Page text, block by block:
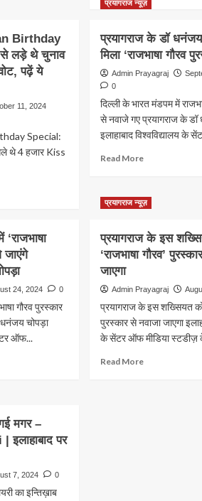
more
Mahakumbh
20205
:
मेला
नहीं
उड़ा
सकेंगे
से
को
मार
गिराने
तैयारी
Birthday
से लड़े थे चुनाव
पढ़ें ये
11, 2024
Special:
थे 4 हजार Kiss
प्रयागराज न्यूज़
प्रयागराज के डॉ
मिला ‘राजभाषा गौरव
Admin Prayagraj
0
दिल्ली के भारत मंडपम में
से नवाजे गए प्रयागराज के
इलाहाबाद विश्वविद्यालय के
Read MoreRead
प्रयागराज
के
धनंजय
चोपड़ा
‘राजभाषा
गौरव
पुरस्कार’
जाएंगे
24, 2024 0
गौरव पुरस्कार
चोपड़ा
ऑफ...
प्रयागराज न्यूज़
प्रयागराज के इस
‘राजभाषा गौरव’
जाएगा
Admin Prayagraj
प्रयागराज के इस शख्सियत को
पुरस्कार से नवाजा जाएगा
के सेंटर ऑफ मीडिया स्टडीज़
Read MoreRead
मगर –
पर
7, 2024 0
का इन्तिख़ाब